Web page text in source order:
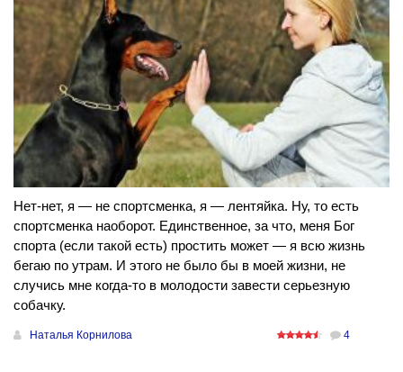
Нет-нет, я — не спортсменка, я — лентяйка. Ну, то есть
спортсменка наоборот. Единственное, за что, меня Бог
спорта (если такой есть) простить может — я всю жизнь
бегаю по утрам. И этого не было бы в моей жизни, не
случись мне когда-то в молодости завести серьезную
собачку.
Наталья Корнилова 4